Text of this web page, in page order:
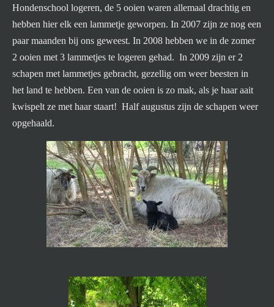
Hondenschool logeren, de 5 ooien waren allemaal drachtig en
hebben hier elk een lammetje geworpen. In 2007 zijn ze nog een
paar maanden bij ons geweest. In 2008 hebben we in de zomer
2 ooien met 3 lammetjes te logeren gehad. In 2009 zijn er 2
schapen met lammetjes gebracht, gezellig om weer beesten in
het land te hebben. Een van de ooien is zo mak, als je haar aait
kwispelt ze met haar staart! Half augustus zijn de schapen weer
opgehaald.